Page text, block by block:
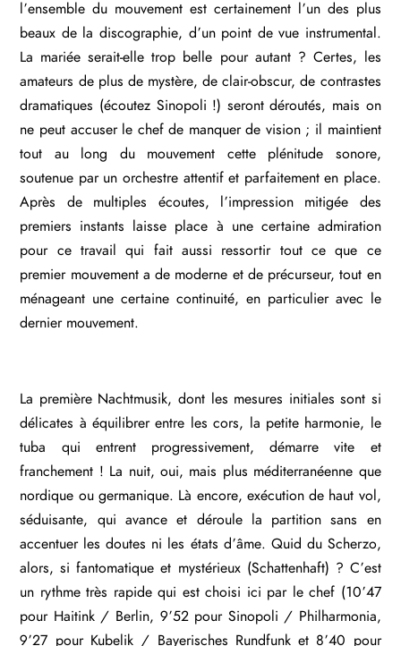
l’ensemble du mouvement est certainement l’un des plus
beaux de la discographie, d’un point de vue instrumental.
La mariée serait-elle trop belle pour autant ? Certes, les
amateurs de plus de mystère, de clair-obscur, de contrastes
dramatiques (écoutez Sinopoli !) seront déroutés, mais on
ne peut accuser le chef de manquer de vision ; il maintient
tout au long du mouvement cette plénitude sonore,
soutenue par un orchestre attentif et parfaitement en place.
Après de multiples écoutes, l’impression mitigée des
premiers instants laisse place à une certaine admiration
pour ce travail qui fait aussi ressortir tout ce que ce
premier mouvement a de moderne et de précurseur, tout en
ménageant une certaine continuité, en particulier avec le
dernier mouvement.
La première Nachtmusik, dont les mesures initiales sont si
délicates à équilibrer entre les cors, la petite harmonie, le
tuba qui entrent progressivement, démarre vite et
franchement ! La nuit, oui, mais plus méditerranéenne que
nordique ou germanique. Là encore, exécution de haut vol,
séduisante, qui avance et déroule la partition sans en
accentuer les doutes ni les états d’âme. Quid du Scherzo,
alors, si fantomatique et mystérieux (Schattenhaft) ? C’est
un rythme très rapide qui est choisi ici par le chef (10’47
pour Haitink / Berlin, 9’52 pour Sinopoli / Philharmonia,
9’27 pour Kubelik / Bayerisches Rundfunk et 8’40 pour